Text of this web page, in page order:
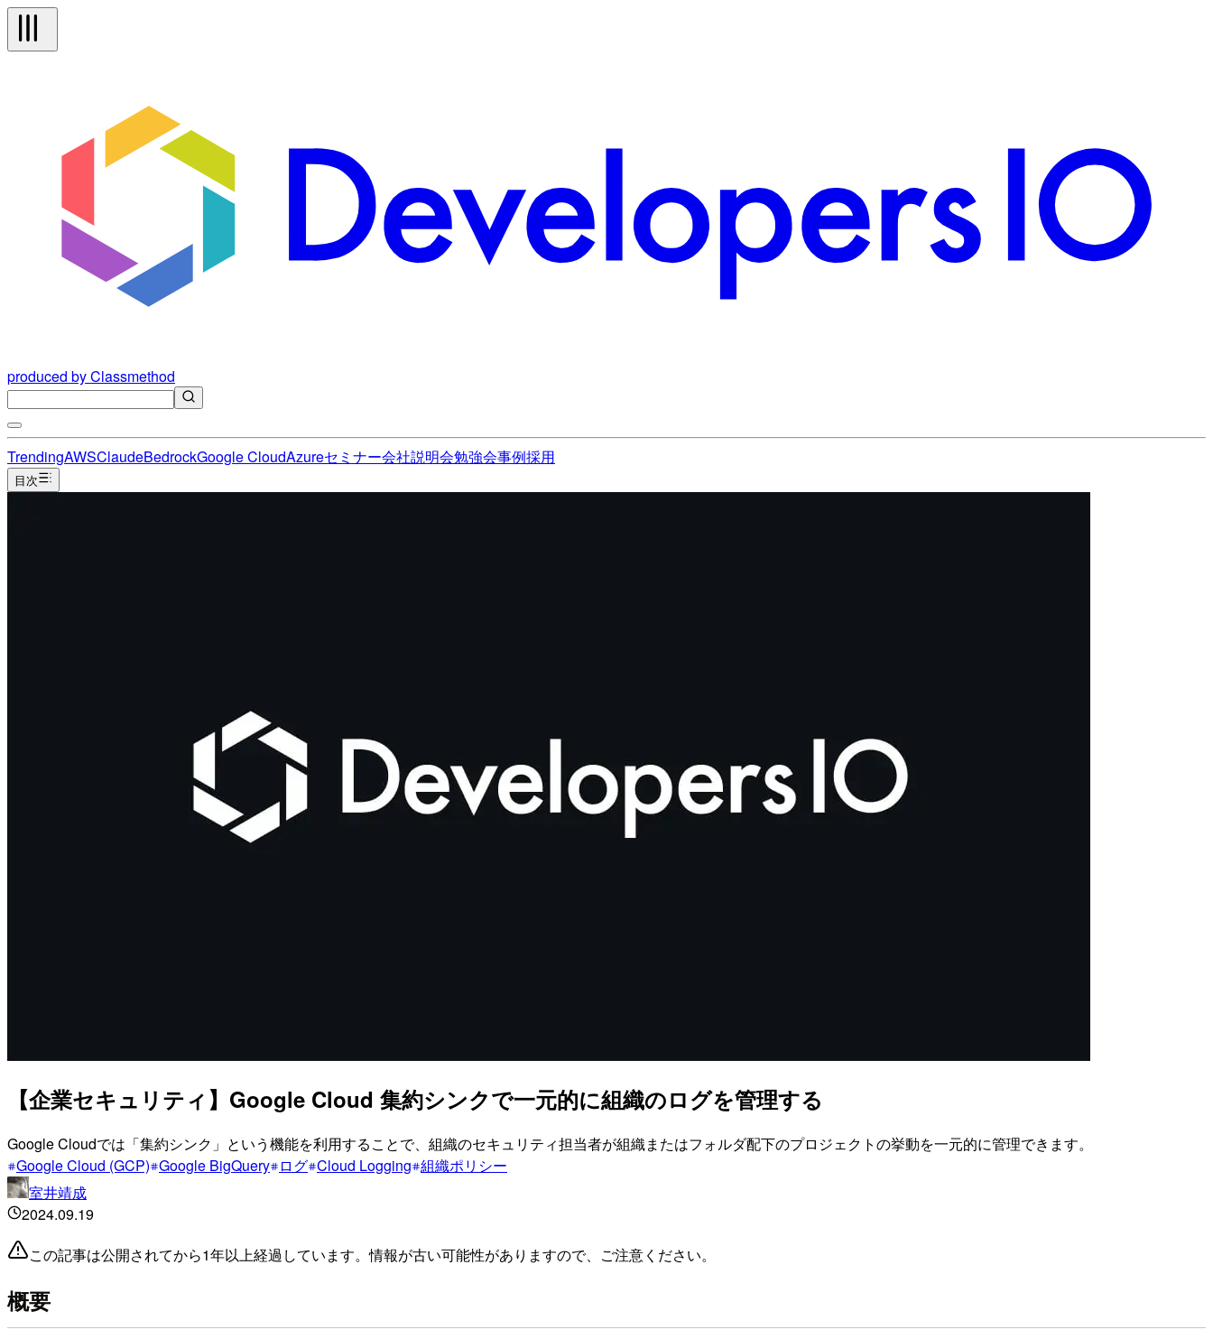
produced by Classmethod
TrendingAWSClaudeBedrockGoogle CloudAzureセミナー会社説明会勉強会事例採用
目次
【企業セキュリティ】Google Cloud 集約シンクで一元的に組織のログを管理する
Google Cloudでは「集約シンク」という機能を利用することで、組織のセキュリティ担当者が組織またはフォルダ配下のプロジェクトの挙動を一元的に管理できます。
Google Cloud (GCP) Google BigQuery ログ Cloud Logging 組織ポリシー
室井靖成
2024.09.19
この記事は公開されてから1年以上経過しています。情報が古い可能性がありますので、ご注意ください。
概要